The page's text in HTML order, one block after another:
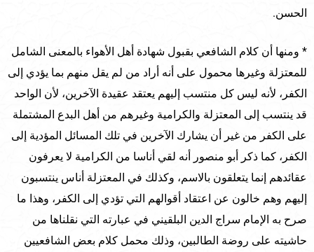
الحسن.
* ومنها أن كلام الشافعي بقبول شهادة أهل الأهواء بالمعنى الشامل
للمعتزلة وغيرها محمول على أنه أراد من لم يقل منهم بما يؤدي إلى
الكفر، لأنه ليس كل منتسب إليهم يعتقد عقيدة الآخرين، لأن الواحد
قد ينتسب إلى المعتزلة والكرامية وغيرهم من أهل البدع المشتملة
على الكفر من غير أن يشارك الآخرين في تلك المسائل المؤدية إلى
الكفر، كما ذكر أبو منصور أنه لقي أناسا من الكرامية لا يعرفون
عقائدهم إنما يتعلقون بالاسم، وكذلك في المعتزلة أناس ينتسبون
إليهم وهم خالون عن اعتقاد أقوالهم التي تؤدي إلى الكفر، وهذا ما
صرح به الإمام سراج الدين البلقيني في عبارته التي نقلناها من
حاشيته على روضة الطالبين، وذلك محمل كلام بعض الشافعيين